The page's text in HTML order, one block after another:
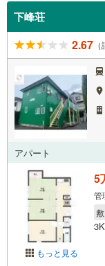
下峰荘
2.67
アパート
もっと見る
5
管
敷
3K